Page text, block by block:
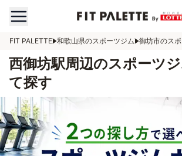
FIT PALETTE 和歌山県のスポーツジム 御坊市のス
西御坊駅周辺のスポーツ
て探す